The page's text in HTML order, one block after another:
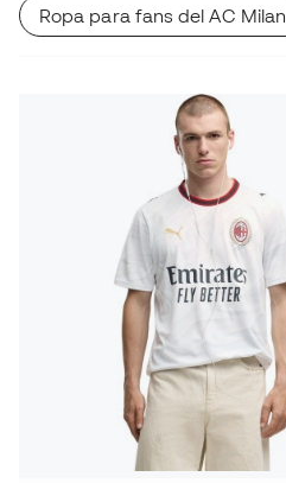
Ropa para fans del AC Milan